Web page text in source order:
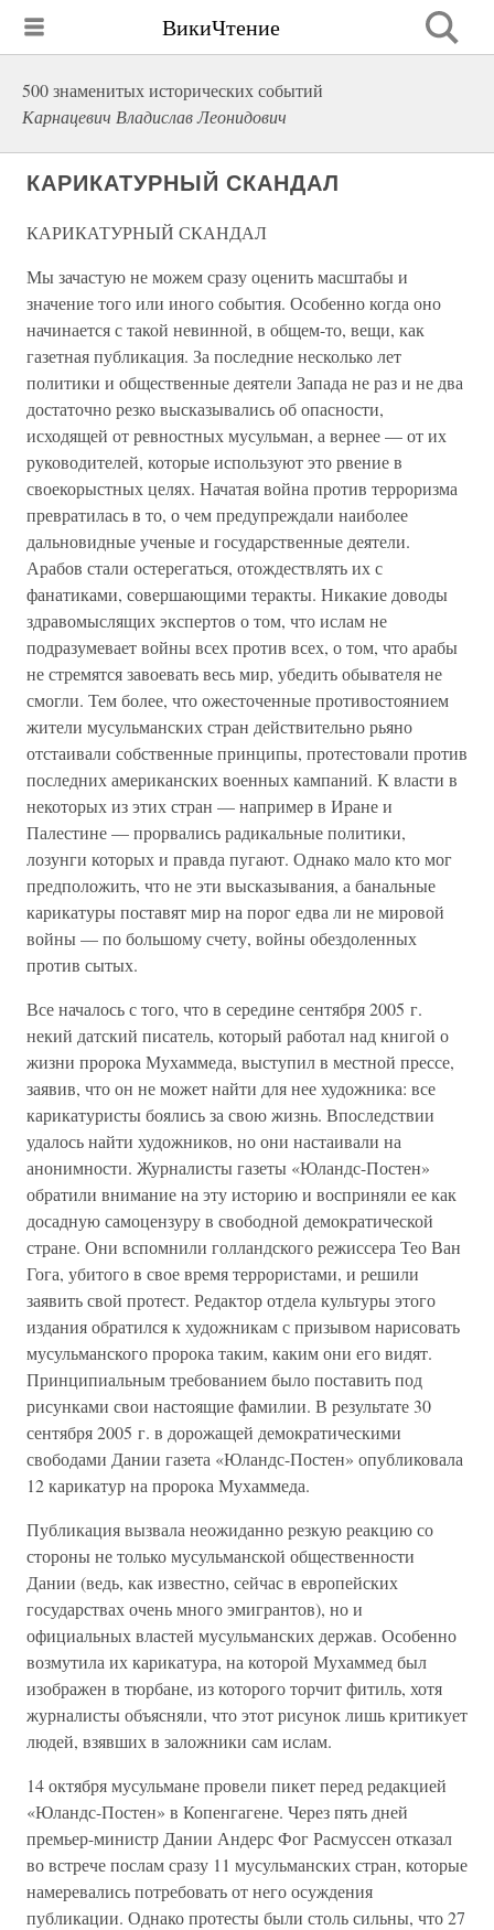
ВикиЧтение
500 знаменитых исторических событий
Карнацевич Владислав Леонидович
КАРИКАТУРНЫЙ СКАНДАЛ
КАРИКАТУРНЫЙ СКАНДАЛ
Мы зачастую не можем сразу оценить масштабы и
значение того или иного события. Особенно когда оно
начинается с такой невинной, в общем-то, вещи, как
газетная публикация. За последние несколько лет
политики и общественные деятели Запада не раз и не два
достаточно резко высказывались об опасности,
исходящей от ревностных мусульман, а вернее — от их
руководителей, которые используют это рвение в
своекорыстных целях. Начатая война против терроризма
превратилась в то, о чем предупреждали наиболее
дальновидные ученые и государственные деятели.
Арабов стали остерегаться, отождествлять их с
фанатиками, совершающими теракты. Никакие доводы
здравомыслящих экспертов о том, что ислам не
подразумевает войны всех против всех, о том, что арабы
не стремятся завоевать весь мир, убедить обывателя не
смогли. Тем более, что ожесточенные противостоянием
жители мусульманских стран действительно рьяно
отстаивали собственные принципы, протестовали против
последних американских военных кампаний. К власти в
некоторых из этих стран — например в Иране и
Палестине — прорвались радикальные политики,
лозунги которых и правда пугают. Однако мало кто мог
предположить, что не эти высказывания, а банальные
карикатуры поставят мир на порог едва ли не мировой
войны — по большому счету, войны обездоленных
против сытых.
Все началось с того, что в середине сентября 2005 г.
некий датский писатель, который работал над книгой о
жизни пророка Мухаммеда, выступил в местной прессе,
заявив, что он не может найти для нее художника: все
карикатуристы боялись за свою жизнь. Впоследствии
удалось найти художников, но они настаивали на
анонимности. Журналисты газеты «Юландс-Постен»
обратили внимание на эту историю и восприняли ее как
досадную самоцензуру в свободной демократической
стране. Они вспомнили голландского режиссера Тео Ван
Гога, убитого в свое время террористами, и решили
заявить свой протест. Редактор отдела культуры этого
издания обратился к художникам с призывом нарисовать
мусульманского пророка таким, каким они его видят.
Принципиальным требованием было поставить под
рисунками свои настоящие фамилии. В результате 30
сентября 2005 г. в дорожащей демократическими
свободами Дании газета «Юландс-Постен» опубликовала
12 карикатур на пророка Мухаммеда.
Публикация вызвала неожиданно резкую реакцию со
стороны не только мусульманской общественности
Дании (ведь, как известно, сейчас в европейских
государствах очень много эмигрантов), но и
официальных властей мусульманских держав. Особенно
возмутила их карикатура, на которой Мухаммед был
изображен в тюрбане, из которого торчит фитиль, хотя
журналисты объясняли, что этот рисунок лишь критикует
людей, взявших в заложники сам ислам.
14 октября мусульмане провели пикет перед редакцией
«Юландс-Постен» в Копенгагене. Через пять дней
премьер-министр Дании Андерс Фог Расмуссен отказал
во встрече послам сразу 11 мусульманских стран, которые
намеревались потребовать от него осуждения
публикации. Однако протесты были столь сильны, что 27